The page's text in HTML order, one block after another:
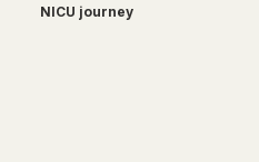
NICU journey